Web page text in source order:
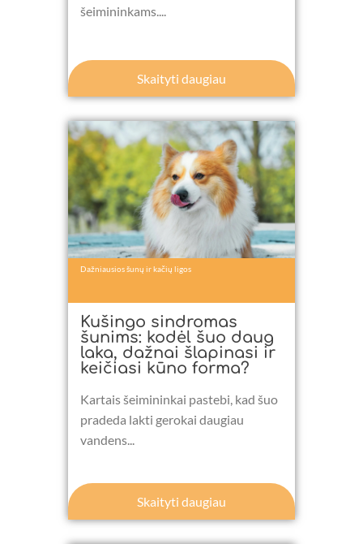
šeimininkams....
Skaityti daugiau
Dažniausios šunų ir kačių ligos
Kušingo sindromas
šunims: kodėl šuo daug
laka, dažnai šlapinasi ir
keičiasi kūno forma?
Kartais šeimininkai pastebi, kad šuo
pradeda lakti gerokai daugiau
vandens...
Skaityti daugiau